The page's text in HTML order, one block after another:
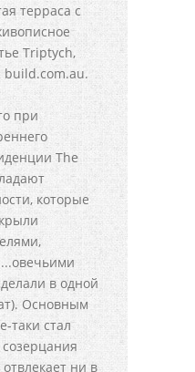
терраса с
Triptych,
при
The
которые
в одной
Основным
таки стал
ни в